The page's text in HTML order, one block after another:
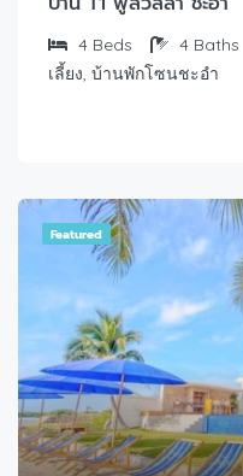
4 Beds 4 Baths
เลี้ยง, บ้านพักโซนชะอำ
Featured